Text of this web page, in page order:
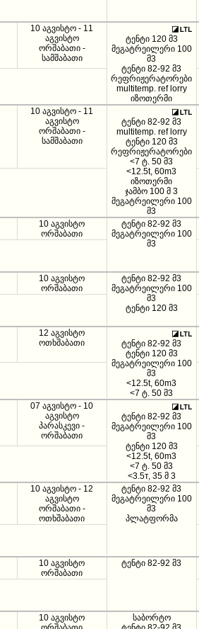
10 აგვისტო - 11
აგვისტო
ორშაბათი -
სამშაბათი
ტენტი 120 მ3
მეგატრეილერი 100
მ3
ტენტი 82-92 მ3
რეფრიჟერატორები
multitemp. ref lorry
იზოთერმი
10 აგვისტო - 11
აგვისტო
ორშაბათი -
სამშაბათი
ტენტი 82-92 მ3
multitemp. ref lorry
ტენტი 120 მ3
რეფრიჟერატორები
<7 ტ. 50 მ3
<12.5t, 60m3
იზოთერმი
ჯამბო 100 მ 3
მეგატრეილერი 100
მ3
10 აგვისტო
ორშაბათი
ტენტი 82-92 მ3
მეგატრეილერი 100
მ3
10 აგვისტო
ორშაბათი
ტენტი 82-92 მ3
მეგატრეილერი 100
მ3
ტენტი 120 მ3
12 აგვისტო
ოთხშაბათი
ტენტი 82-92 მ3
ტენტი 120 მ3
მეგატრეილერი 100
მ3
<12.5t, 60m3
<7 ტ. 50 მ3
07 აგვისტო - 10
აგვისტო
პარასკევი -
ორშაბათი
ტენტი 82-92 მ3
მეგატრეილერი 100
მ3
ტენტი 120 მ3
<12.5t, 60m3
<7 ტ. 50 მ3
<3.5т, 35 მ 3
10 აგვისტო - 12
აგვისტო
ორშაბათი -
ოთხშაბათი
ტენტი 82-92 მ3
მეგატრეილერი 100
მ3
პლატფორმა
10 აგვისტო
ორშაბათი
ტენტი 82-92 მ3
10 აგვისტო
საბორტო